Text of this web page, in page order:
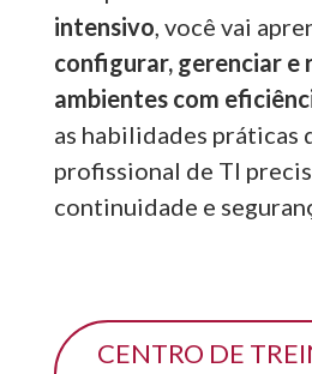
intensivo, você vai
configurar, gerenciar e
ambientes com
as habilidades práticas
profissional de TI
continuidade e
CENTRO DE